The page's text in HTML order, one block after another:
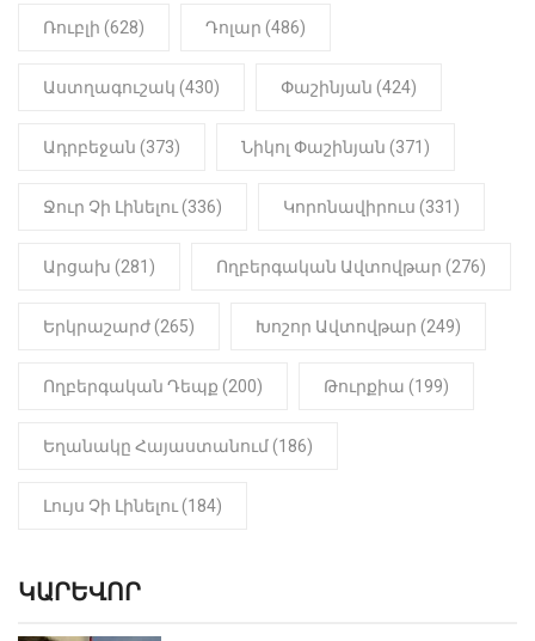
Նիկոլ Փաշինյան
ԻՐԱԴԱՐՁԱՅԻՆ 22:01
մանկապղծության համար
մարմինը
Ռուբլի (628) Դոլար (486)
Աստղագուշակ (430) Փաշինյան (424)
Ադրբեջան (373) Նիկոլ Փաշինյան (371)
Ջուր Չի Լինելու (336) Կորոնավիրուս (331)
Արցախ (281) Ողբերգական Ավտովթար (276)
Երկրաշարժ (265) Խոշոր Ավտովթար (249)
Ողբերգական Դեպք (200) Թուրքիա (199)
Եղանակը Հայաստանում (186)
Լույս Չի Լինելու (184)
ԿԱՐԵՎՈՐ